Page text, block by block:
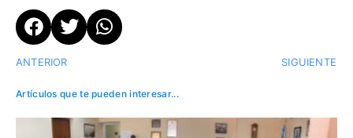
ANTERIOR SIGUIENTE
Artículos que te pueden interesar...